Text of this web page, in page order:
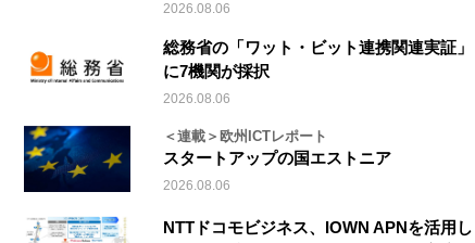
2026.08.06
総務省の「ワット・ビット連携関連実証」
に7機関が採択
2026.08.06
＜連載＞欧州ICTレポート
スタートアップの国エストニア
2026.08.06
NTTドコモビジネス、IOWN APNを活用し